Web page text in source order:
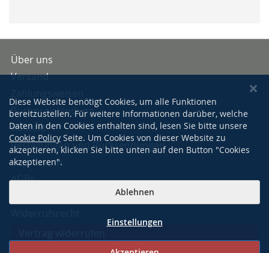
Über uns
Versand
Buchpreisbindung
Kontakt
Bestellungen und Rücksendungen
Impressum
AGBs
Diese Website benötigt Cookies, um alle Funktionen
bereitzustellen. Für weitere Informationen darüber, welche
Daten in den Cookies enthalten sind, lesen Sie bitte unsere
Cookie Policy Seite. Um Cookies von dieser Website zu
akzeptieren, klicken Sie bitte unten auf den Button "Cookies
akzeptieren".
Ablehnen
Einstellungen